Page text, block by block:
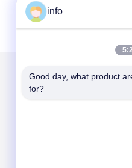
Mail nous
info
Good day, what product
for?